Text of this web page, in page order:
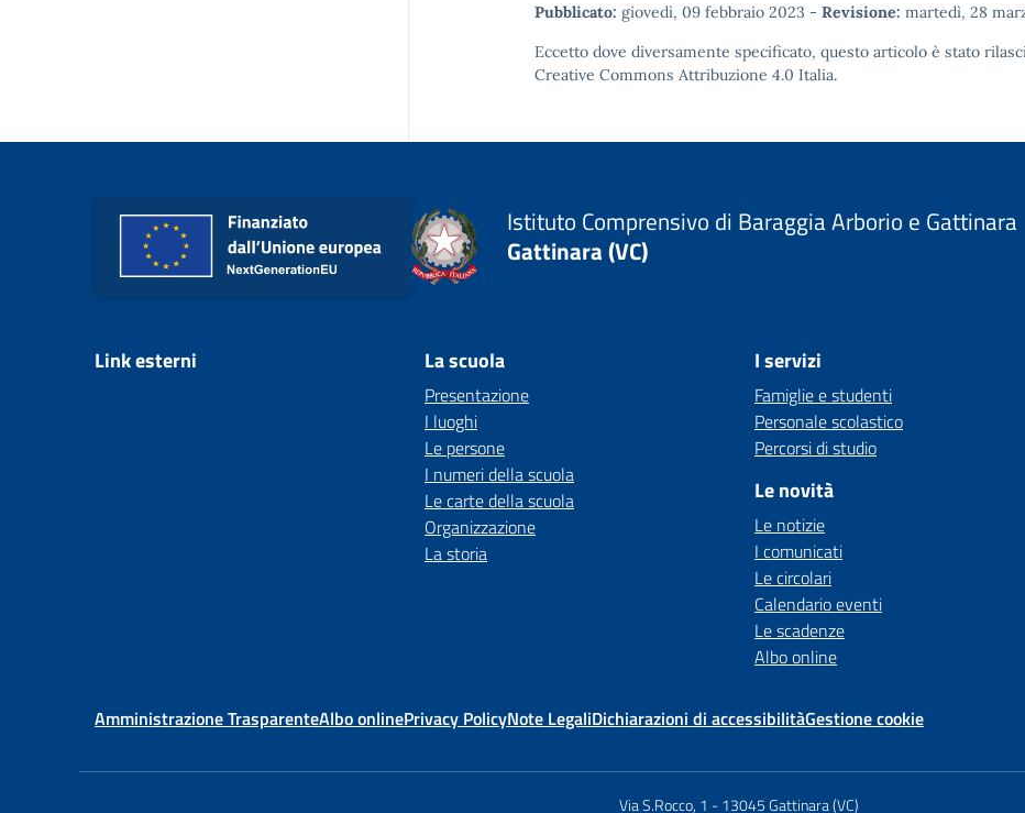
Pubblicato: giovedì, 09 febbraio 2023 - Revisione: martedì, 28
Eccetto dove diversamente specificato, questo articolo è stato
Creative Commons Attribuzione 4.0 Italia.
Istituto Comprensivo di Baraggia Arborio e Gattinara
Gattinara (VC)
Link esterni La scuola
Presentazione
I luoghi
Le persone
I numeri della scuola
Le carte della scuola
Organizzazione
La storia
I servizi
Famiglie e studenti
Personale scolastico
Percorsi di studio
Le novità
Le notizie
I comunicati
Le circolari
Calendario eventi
Le scadenze
Albo online
Amministrazione TrasparenteAlbo onlinePrivacy PolicyNote LegaliDichiarazioni di accessibilitàGestione cookie
Via S.Rocco, 1 -13045 Gattinara (VC)